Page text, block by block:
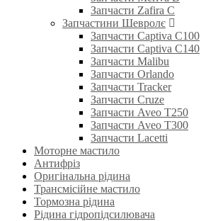
Запчасти Zafira C
Запчастини Шевролє
Запчасти Captiva C100
Запчасти Captiva C140
Запчасти Malibu
Запчасти Orlando
Запчасти Tracker
Запчасти Cruze
Запчасти Aveo T250
Запчасти Aveo T300
Запчасти Lacetti
Моторне мастило
Антифріз
Оригінальна рідина
Трансмісійне мастило
Тормозна рідина
Рідина гідропідсилювача